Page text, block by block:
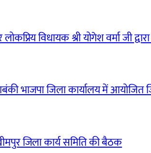
विधायक श्री योगेश वर्मा जी
भाजपा जिला कार्यालय में आयोजित
जिला कार्य समिति की बैठक